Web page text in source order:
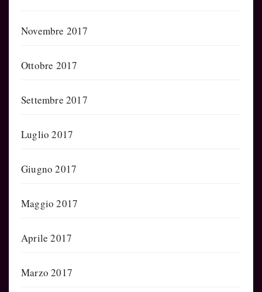
Novembre 2017
Ottobre 2017
Settembre 2017
Luglio 2017
Giugno 2017
Maggio 2017
Aprile 2017
Marzo 2017